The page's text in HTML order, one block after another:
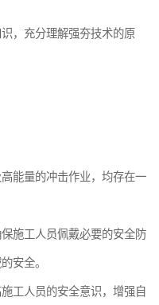
，充分理解强夯技术的原
能量的冲击作业，均存在一
施工人员佩戴必要的安全防
安全。
工人员的安全意识，增强自